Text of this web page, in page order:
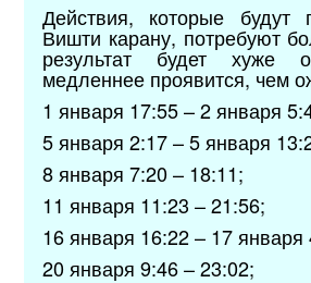
Действия, которые будут
Вишти карану, потребуют
результат будет хуже
медленнее проявится, чем
1 января 17:55 – 2 января
5 января 2:17 – 5 января
8 января 7:20 – 18:11;
11 января 11:23 – 21:56;
16 января 16:22 – 17 января
20 января 9:46 – 23:02;